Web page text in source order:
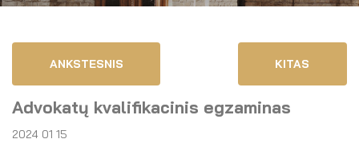
Advokatų tarybos pirmininkas
Advokatų taryba
Komitetai
Garbės teismas
Savitarna
Savivaldos teisės aktai
Dokumentų atmintinė
ANKSTESNIS KITAS
Advokatų kvalifikacinis egzaminas
2024 01 15